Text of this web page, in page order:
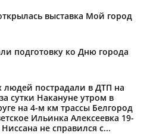
выставка Мой город
подготовку ко Дню города
людей пострадали в ДТП на
сутки Накануне утром в
на 4-м км трассы Белгород
Ильинка Алексеевка 19-
не справился с...